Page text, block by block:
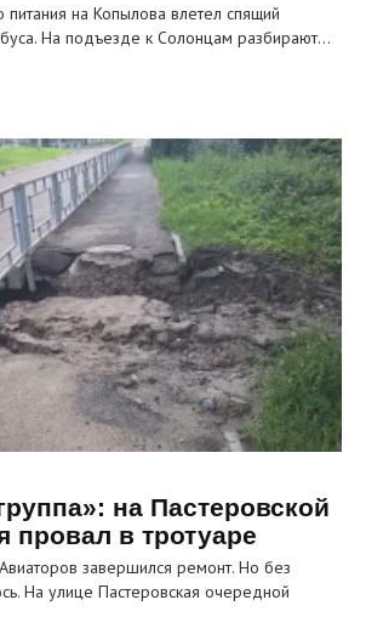
питания на Копылова влетел спящий
На подъезде к Солонцам разбирают…
на Пастеровской
провал в тротуаре
завершился ремонт. Но без
На улице Пастеровская очередной